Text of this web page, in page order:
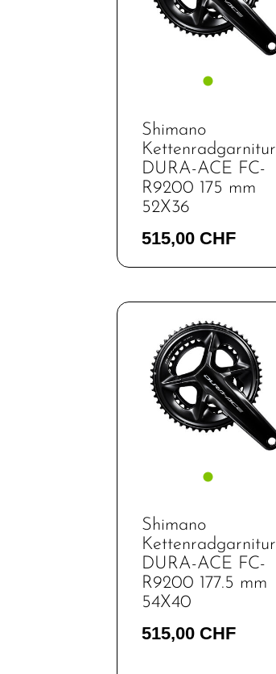
Shimano
Kettenradgarnitur
DURA-ACE FC-
R9200 175 mm
52X36
515,00 CHF
Shimano
Kettenradgarnitur
DURA-ACE FC-
R9200 177.5 mm
54X40
515,00 CHF